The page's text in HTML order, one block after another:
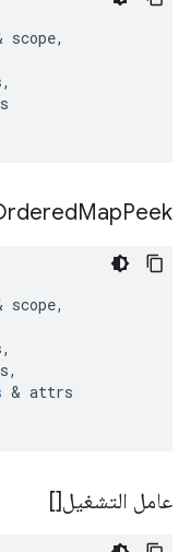
scope,
,
MapPeek
scope,
,
,
& attrs
عامل التشغيل[]